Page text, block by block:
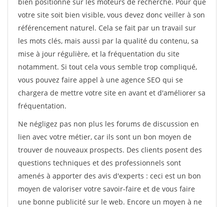
votre site soit bien visible, vous devez donc veiller à son
référencement naturel. Cela se fait par un travail sur
les mots clés, mais aussi par la qualité du contenu, sa
mise à jour régulière, et la fréquentation du site
notamment. Si tout cela vous semble trop compliqué,
vous pouvez faire appel à une agence SEO qui se
chargera de mettre votre site en avant et d'améliorer sa
fréquentation.
Ne négligez pas non plus les forums de discussion en
lien avec votre métier, car ils sont un bon moyen de
trouver de nouveaux prospects. Des clients posent des
questions techniques et des professionnels sont
amenés à apporter des avis d'experts : ceci est un bon
moyen de valoriser votre savoir-faire et de vous faire
une bonne publicité sur le web. Encore un moyen à ne